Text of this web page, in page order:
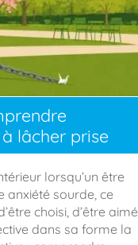
lâcher prise
lorsqu’un être
anxiété sourde, ce
choisi, d’être aimé
dans sa forme la